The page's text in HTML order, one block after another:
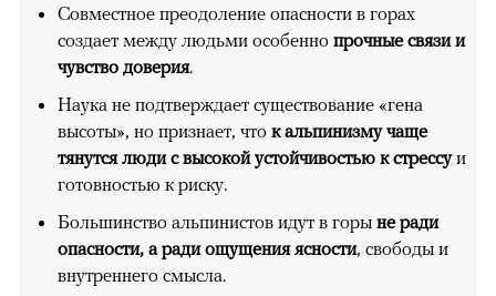
Совместное преодоление опасности в горах
создает между людьми особенно прочные связи и
чувство доверия.
Наука не подтверждает существование «гена
высоты», но признает, что к альпинизму чаще
тянутся люди с высокой устойчивостью к стрессуи
готовностью к риску.
Большинство альпинистов идут в горы не ради
опасности, а ради ощущения ясности, свободы и
внутреннего смысла.